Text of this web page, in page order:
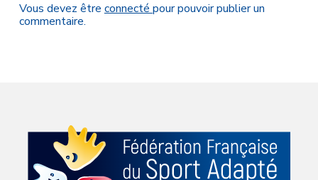
Vous devez être connecté pour pouvoir publier un
commentaire.